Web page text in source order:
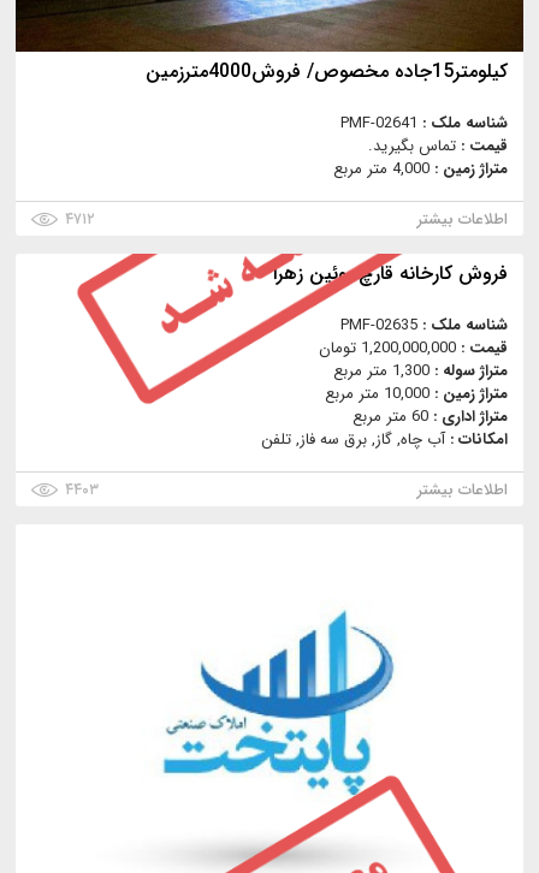
كيلومتر15جاده مخصوص/ فروش4000مترزمين
شناسه ملک : PMF-02641
قیمت : تماس بگیرید.
متراژ زمین : 4,000 متر مربع
اطلاعات بیشتر
۴۷۱۲
فروش كارخانه قارچ بوئين زهرا
شناسه ملک : PMF-02635
قیمت : 1,200,000,000 تومان
متراژ سوله : 1,300 متر مربع
متراژ زمین : 10,000 متر مربع
متراژ اداری : 60 متر مربع
امکانات :آب چاه, گاز, برق سه فاز, تلفن
اطلاعات بیشتر
۴۴۰۳